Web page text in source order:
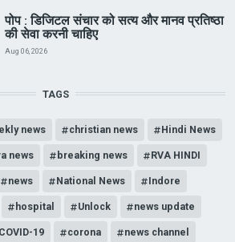
पोप : डिजिटल संचार को सत्य और मानव प्रतिष्ठा
की सेवा करनी चाहिए
Aug 06, 2026
TAGS
news christian news Hindi News
news breaking news RVA HINDI
news National News Indore
hospital Unlock news update
COVID-19 corona news channel